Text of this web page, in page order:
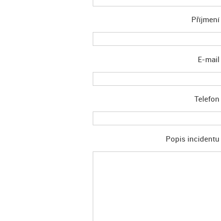
Příjmení
E-mail
Telefon
Popis incidentu